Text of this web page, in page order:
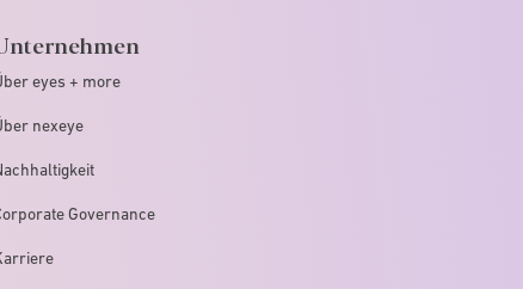
eyes + more
nexeye
Governance